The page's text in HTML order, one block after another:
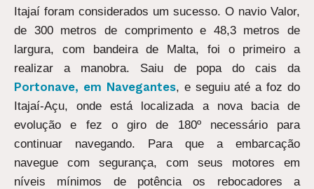
Itajaí foram considerados um sucesso. O navio Valor,
de 300 metros de comprimento e 48,3 metros de
largura, com bandeira de Malta, foi o primeiro a
realizar a manobra. Saiu de popa do cais da
Portonave, em Navegantes, e seguiu até a foz do
Itajaí-Açu, onde está localizada a nova bacia de
evolução e fez o giro de 180º necessário para
continuar navegando. Para que a embarcação
navegue com segurança, com seus motores em
níveis mínimos de potência os rebocadores a